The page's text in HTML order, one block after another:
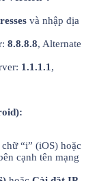
và nhập địa
8.8.8.8, Alternate
1.1.1.1 ,
“i” (iOS) hoặc
cạnh tên mạng